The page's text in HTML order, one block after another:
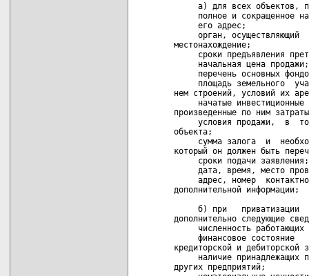
а) для всех объектов,
полное и сокращенное
     его адрес;
орган, осуществляющий
местонахождение;
сроки предъявления
     начальная цена продажи;
перечень основных
площадь земельного
нем строений, условий их
начатые инвестиционные
произведенные по ним
условия продажи,  в
объекта;
сумма залога  и
который он должен быть
     сроки подачи заявления;
дата, время, место
адрес, номер
дополнительной информации;
б) при   приватизации
дополнительно следующие
численность работающих
финансовое состояние
кредиторской и дебиторской
наличие принадлежащих
других предприятий;